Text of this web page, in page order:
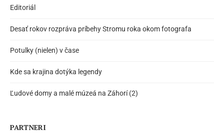
Editoriál
Desať rokov rozpráva príbehy Stromu roka okom fotografa
Potulky (nielen) v čase
Kde sa krajina dotýka legendy
Ľudové domy a malé múzeá na Záhorí (2)
PARTNERI